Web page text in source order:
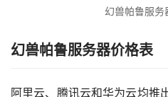
幻兽帕鲁服务
幻兽帕鲁服务器价格表
阿里云、腾讯云和华为云均推